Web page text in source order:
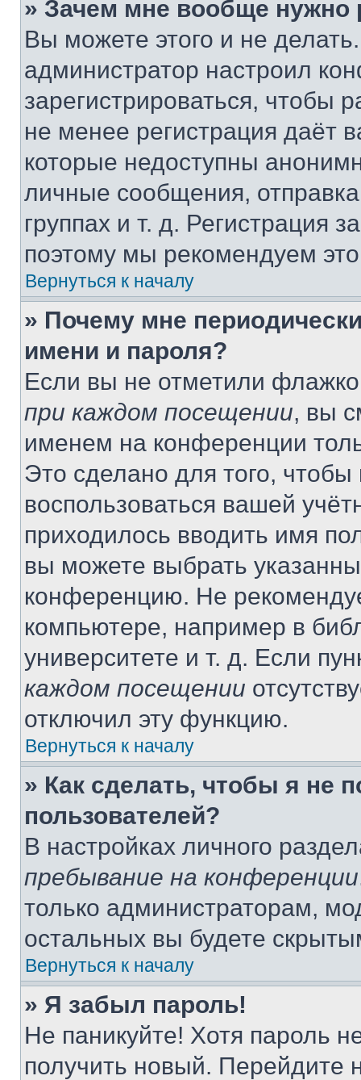
» Зачем мне вообще нужно
Вы можете этого и не
администратор настроил
зарегистрироваться, чтобы
не менее регистрация даёт
которые недоступны
личные сообщения,
группах и т. д. Регистрация
поэтому мы рекомендуем
Вернуться к началу
» Почему мне
имени и пароля?
Если вы не отметили
при каждом посещении, вы
именем на конференции
Это сделано для того, чтобы
воспользоваться вашей
приходилось вводить имя
вы можете выбрать
конференцию. Не
компьютере, например в
университете и т. д. Если
каждом посещении
отключил эту функцию.
Вернуться к началу
» Как сделать, чтобы я не
пользователей?
В настройках личного
пребывание на конференции
только администраторам,
остальных вы будете
Вернуться к началу
» Я забыл пароль!
Не паникуйте! Хотя пароль
получить новый. Перейдите